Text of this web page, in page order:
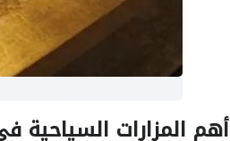
أهم المزارات السياحية